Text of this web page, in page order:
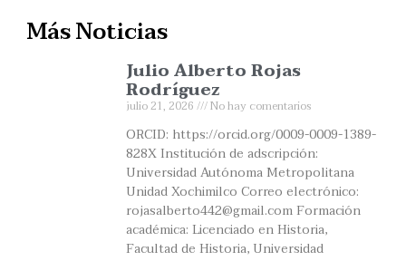
Más Noticias
Julio Alberto Rojas
Rodríguez
julio 21, 2026 No hay comentarios
ORCID: https://orcid.org/0009-0009-1389-
828X Institución de adscripción:
Universidad Autónoma Metropolitana
Unidad Xochimilco Correo electrónico:
rojasalberto442@gmail.com Formación
académica: Licenciado en Historia,
Facultad de Historia, Universidad